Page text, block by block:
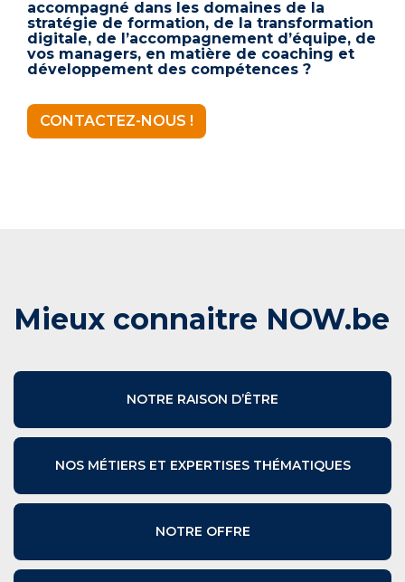
accompagné dans les domaines de la
stratégie de formation, de la transformation
digitale, de l’accompagnement d’équipe, de
vos managers, en matière de coaching et
développement des compétences ?
CONTACTEZ-NOUS !
Mieux connaitre NOW.be
NOTRE RAISON D’ÊTRE
NOS MÉTIERS ET EXPERTISES THÉMATIQUES
NOTRE OFFRE